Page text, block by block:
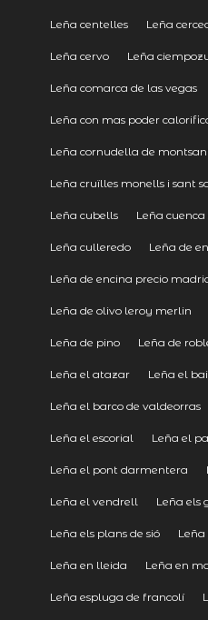
Leña centelles Leña
Leña cervo Leña
Leña comarca de las vegas
Leña con mas poder
Leña cornudella de
Leña cruïlles monells i sant
Leña cubells Leña
Leña culleredo Leña de
Leña de encina precio
Leña de olivo leroy merlin
Leña de pino Leña de
Leña el atazar Leña el
Leña el barco de valdeorras
Leña el escorial Leña el
Leña el pont darmentera
Leña el vendrell Leña els
Leña els plans de sió Leña
Leña en lleida Leña en
Leña espluga de francolí